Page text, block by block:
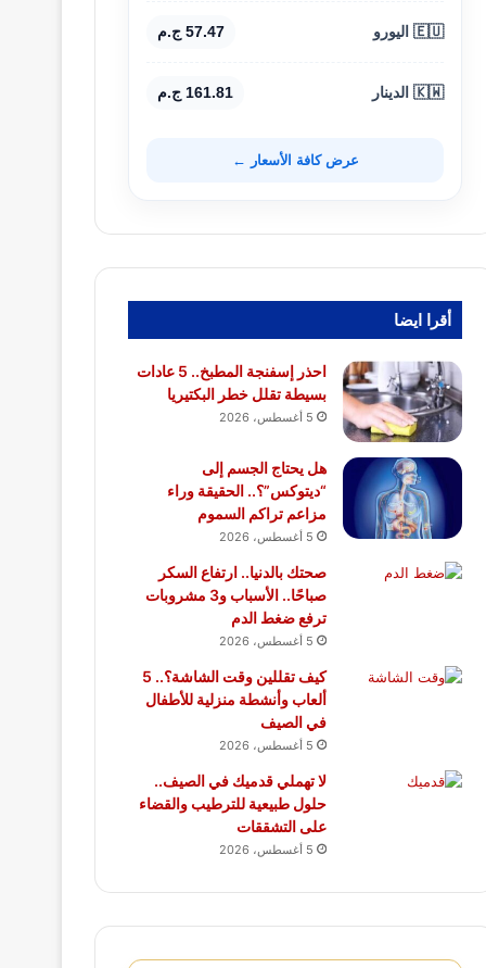
🇪🇺 اليورو 57.47 ج.م
🇰🇼 الدينار 161.81 ج.م
عرض كافة الأسعار ←
أقرا ايضا
احذر إسفنجة المطبخ.. 5 عادات
بسيطة تقلل خطر البكتيريا
5 أغسطس، 2026
هل يحتاج الجسم إلى
“ديتوكس”؟.. الحقيقة وراء
مزاعم تراكم السموم
5 أغسطس، 2026
صحتك بالدنيا.. ارتفاع السكر
صباحًا.. الأسباب و3 مشروبات
ترفع ضغط الدم
5 أغسطس، 2026
كيف تقللين وقت الشاشة؟.. 5
ألعاب وأنشطة منزلية للأطفال
في الصيف
5 أغسطس، 2026
لا تهملي قدميك في الصيف..
حلول طبيعية للترطيب والقضاء
على التشققات
5 أغسطس، 2026